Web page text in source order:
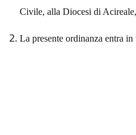
Civile, alla Diocesi di
La presente ordinanza entra in